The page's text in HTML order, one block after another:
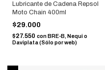
Lubricante de Cadena Repsol
Moto Chain 400ml
$29.000
$27.550 con BRE-B, Nequi o
Daviplata (Sólo por web)